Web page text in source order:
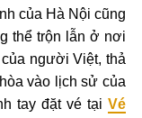
của Hà Nội cũng
thể trộn lẫn ở nơi
người Việt, thả
vào lịch sử của
tay đặt vé tại Vé